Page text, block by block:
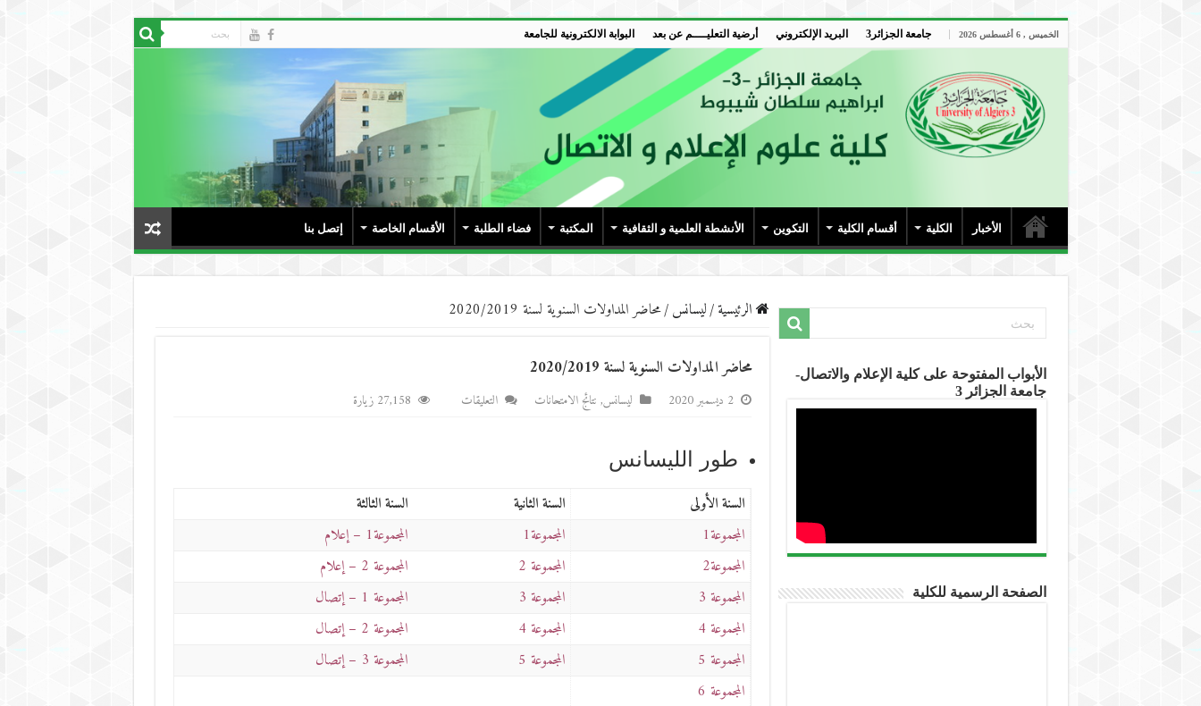
الخميس , 6 أغسطس 2026 جامعة الجزائر3 البريد الإلكتروني أرضية التعليــــم عن بعد البوابة الالكترونية للجامعة
الأخبار الكلية أقسام الكلية التكوين الأنشطة العلمية و الثقافية المكتبة فضاء الطلبة الأقسام الخاصة إتصل بنا
الرئيسية/ليسانس/محاضر المداولات السنوية لسنة 2020/2019
محاضر المداولات السنوية لسنة 2020/2019
2 ديسمبر 2020 ليسانس, نتائج الامتحانات التعليقات
2020/2019
27,158 زيارة
طور الليسانس
السنة الأولى السنة الثانية
السنة الثالثة
المجموعة1
المجموعة1
المجموعة1 – إعلام
المجموعة2
المجموعة 2
المجموعة 2 – إعلام
المجموعة 3
المجموعة 3
المجموعة 1 – إتصال
المجموعة 4
المجموعة 4
المجموعة 2 – إتصال
المجموعة 5
المجموعة 5
المجموعة 3 – إتصال
المجموعة 6
الأبواب المفتوحة على كلية الإعلام والاتصال-
جامعة الجزائر 3
الصفحة الرسمية للكلية